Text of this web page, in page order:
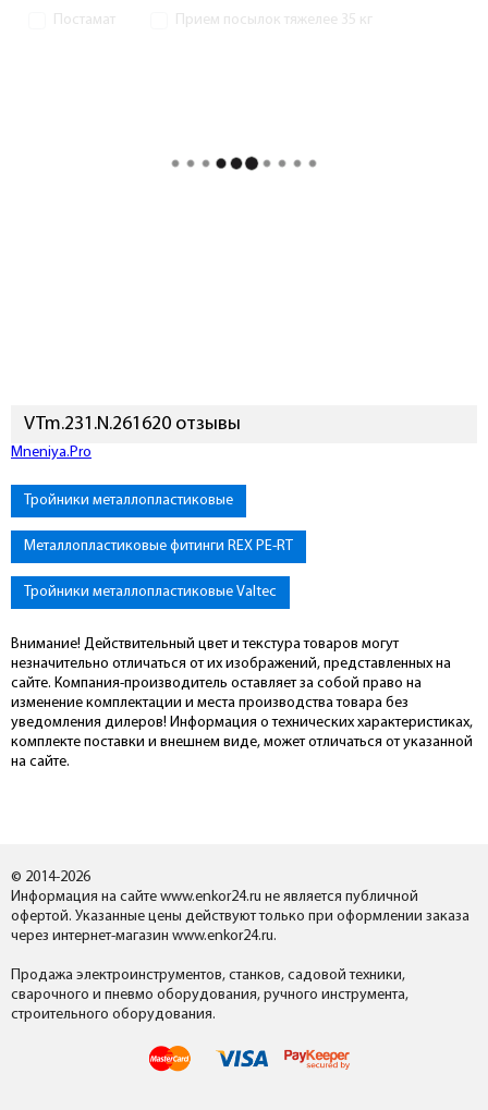
Постамат Прием посылок тяжелее 35 кг
VTm.231.N.261620 отзывы
Mneniya.Pro
Тройники металлопластиковые
Металлопластиковые фитинги REX PE-RT
Тройники металлопластиковые Valtec
Внимание! Действительный цвет и текстура товаров могут
незначительно отличаться от их изображений, представленных на
сайте. Компания-производитель оставляет за собой право на
изменение комплектации и места производства товара без
уведомления дилеров! Информация о технических характеристиках,
комплекте поставки и внешнем виде, может отличаться от указанной
на сайте.
© 2014-2026
Информация на сайте www.enkor24.ru не является публичной
офертой. Указанные цены действуют только при оформлении заказа
через интернет-магазин www.enkor24.ru.
Продажа электроинструментов, станков, садовой техники,
сварочного и пневмо оборудования, ручного инструмента,
строительного оборудования.